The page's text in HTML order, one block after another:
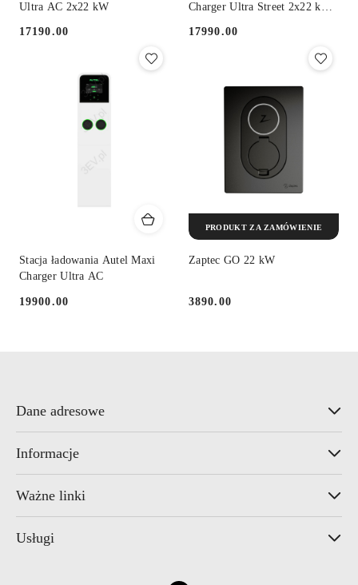
Ultra AC 2x22 kW
17190.00
Charger Ultra Street 2x22 kW
17990.00
Stacja ładowania Autel Maxi
Charger Ultra AC
Cena:
19900.00
Zaptec GO 22 kW
Cena:
3890.00
PRODUKT ZA ZAMÓWIENIE
Dane adresowe
Informacje
Ważne linki
Usługi